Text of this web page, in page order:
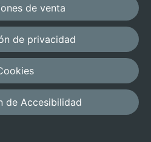
de venta
de privacidad
de Accesibilidad